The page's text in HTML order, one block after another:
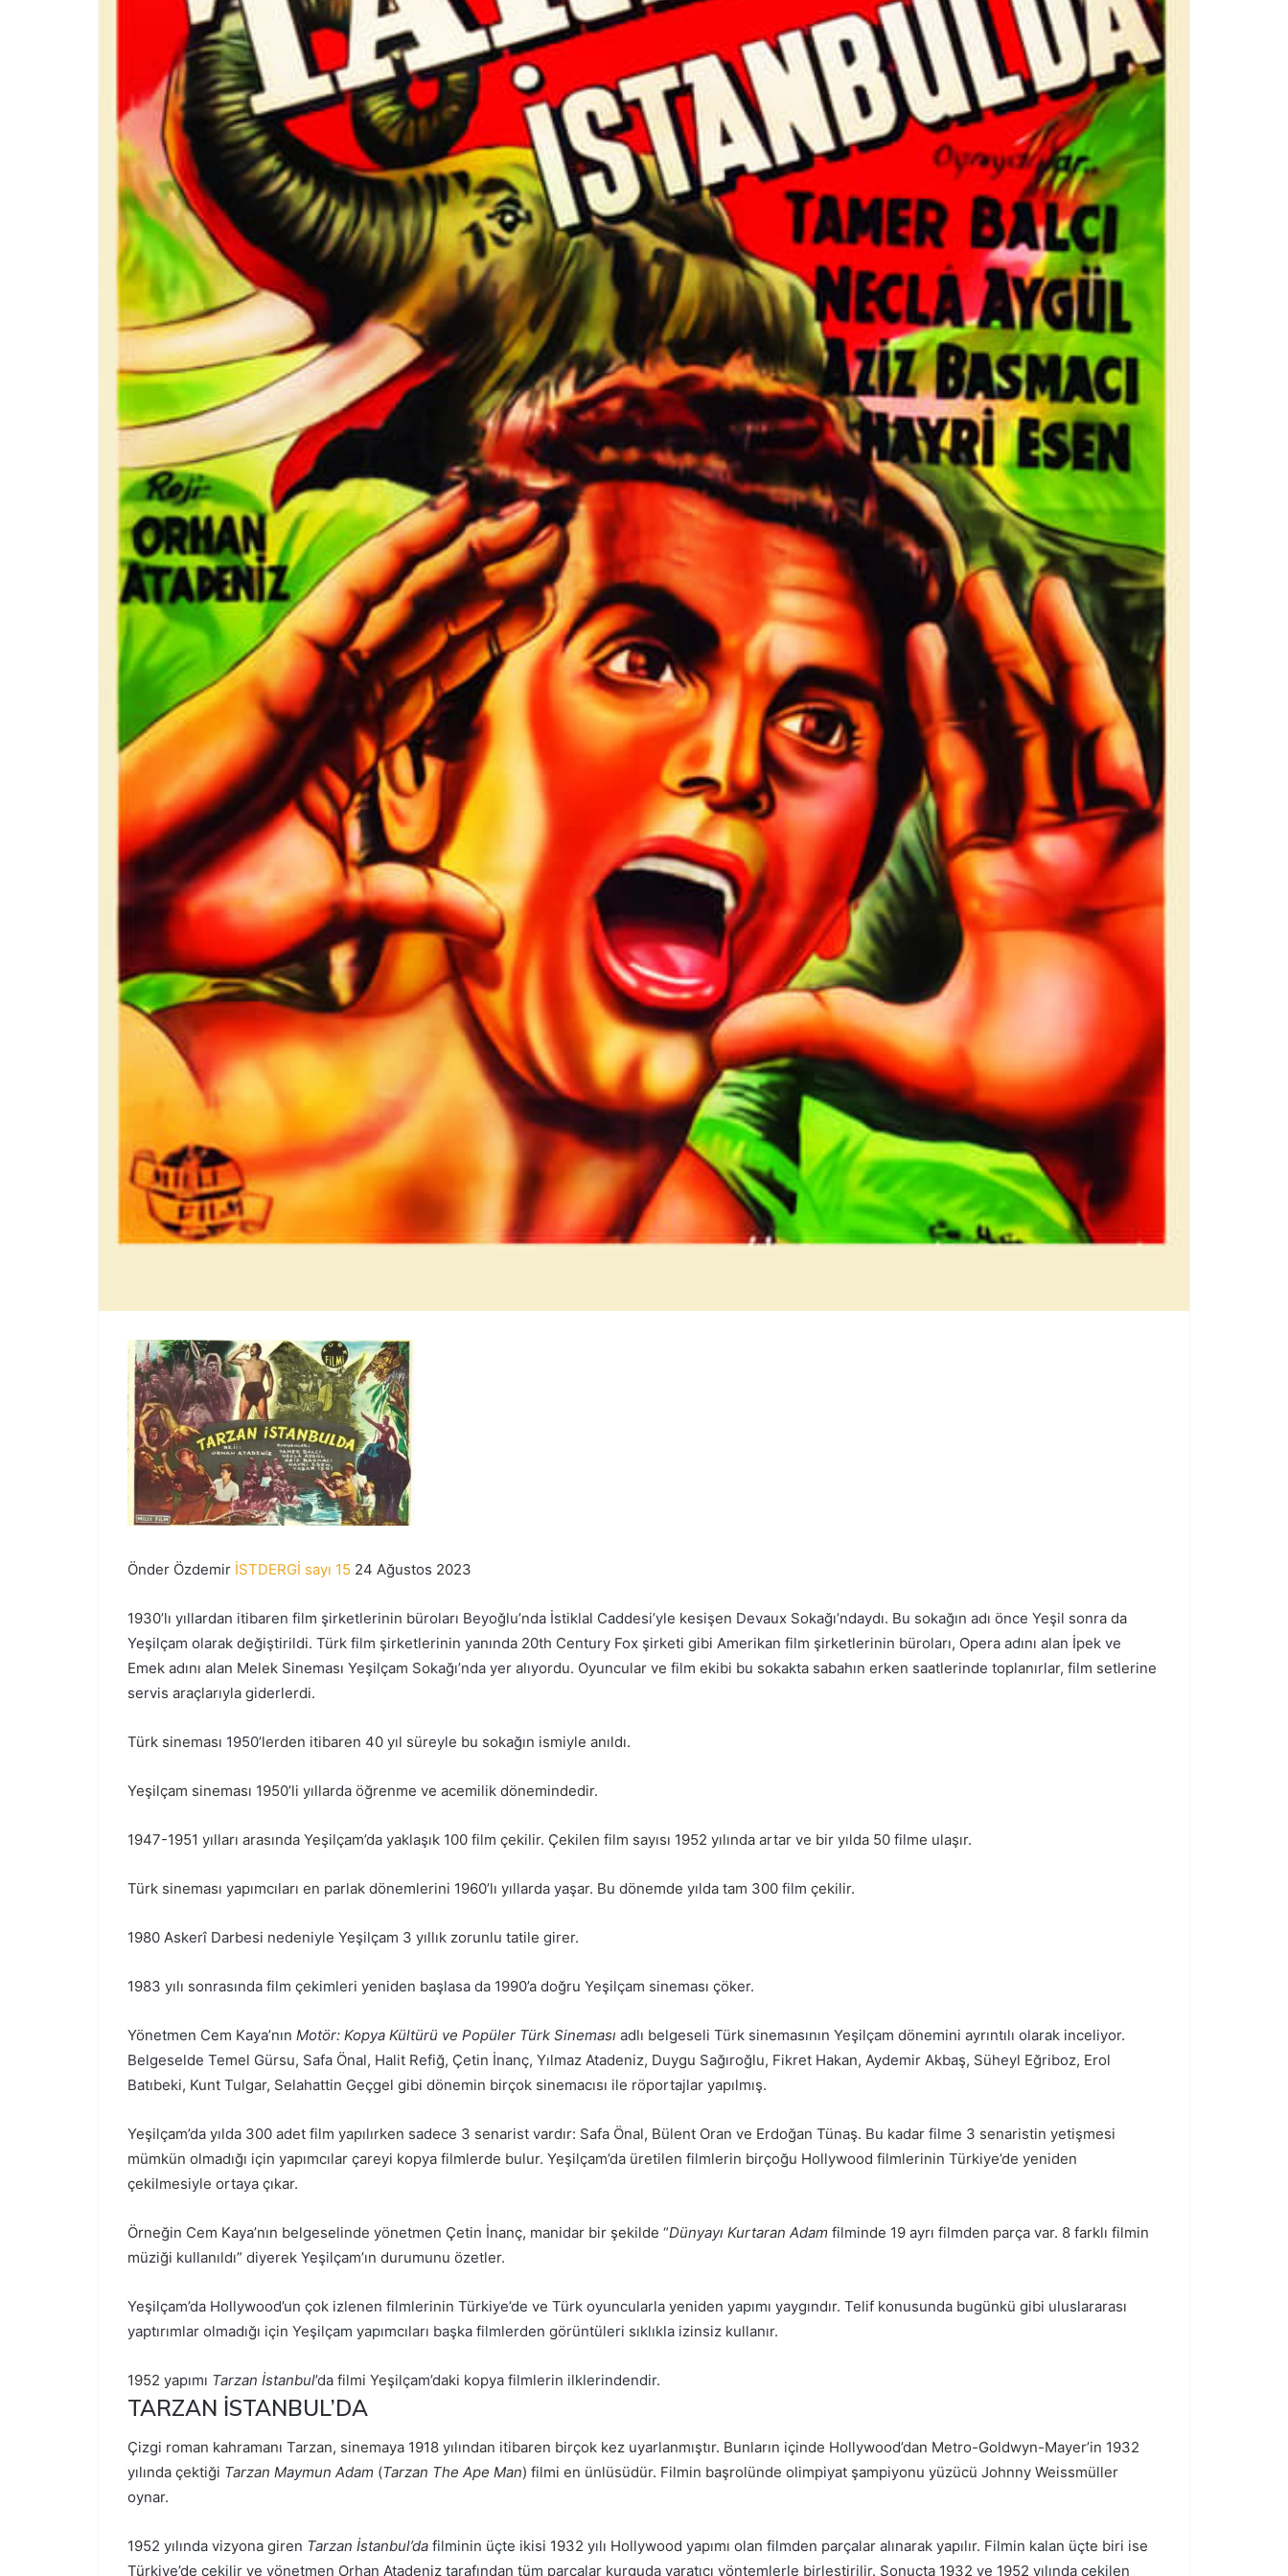
Önder Özdemir İSTDERGİ sayı 15 24 Ağustos 2023
1930’lı yıllardan itibaren film şirketlerinin büroları Beyoğlu’nda İstiklal Caddesi’yle kesişen Devaux Sokağı’ndaydı. Bu sokağın adı önce Yeşil sonra da
Yeşilçam olarak değiştirildi. Türk film şirketlerinin yanında 20th Century Fox şirketi gibi Amerikan film şirketlerinin büroları, Opera adını alan İpek ve
Emek adını alan Melek Sineması Yeşilçam Sokağı’nda yer alıyordu. Oyuncular ve film ekibi bu sokakta sabahın erken saatlerinde toplanırlar, film setlerine
servis araçlarıyla giderlerdi.
Türk sineması 1950’lerden itibaren 40 yıl süreyle bu sokağın ismiyle anıldı.
Yeşilçam sineması 1950’li yıllarda öğrenme ve acemilik dönemindedir.
1947-1951 yılları arasında Yeşilçam’da yaklaşık 100 film çekilir. Çekilen film sayısı 1952 yılında artar ve bir yılda 50 filme ulaşır.
Türk sineması yapımcıları en parlak dönemlerini 1960’lı yıllarda yaşar. Bu dönemde yılda tam 300 film çekilir.
1980 Askerî Darbesi nedeniyle Yeşilçam 3 yıllık zorunlu tatile girer.
1983 yılı sonrasında film çekimleri yeniden başlasa da 1990’a doğru Yeşilçam sineması çöker.
Yönetmen Cem Kaya’nın Motör: Kopya Kültürü ve Popüler Türk Sineması adlı belgeseli Türk sinemasının Yeşilçam dönemini ayrıntılı olarak inceliyor.
Belgeselde Temel Gürsu, Safa Önal, Halit Refiğ, Çetin İnanç, Yılmaz Atadeniz, Duygu Sağıroğlu, Fikret Hakan, Aydemir Akbaş, Süheyl Eğriboz, Erol
Batıbeki, Kunt Tulgar, Selahattin Geçgel gibi dönemin birçok sinemacısı ile röportajlar yapılmış.
Yeşilçam’da yılda 300 adet film yapılırken sadece 3 senarist vardır: Safa Önal, Bülent Oran ve Erdoğan Tünaş. Bu kadar filme 3 senaristin yetişmesi
mümkün olmadığı için yapımcılar çareyi kopya filmlerde bulur. Yeşilçam’da üretilen filmlerin birçoğu Hollywood filmlerinin Türkiye’de yeniden
çekilmesiyle ortaya çıkar.
Örneğin Cem Kaya’nın belgeselinde yönetmen Çetin İnanç, manidar bir şekilde “Dünyayı Kurtaran Adam filminde 19 ayrı filmden parça var. 8 farklı filmin
müziği kullanıldı” diyerek Yeşilçam’ın durumunu özetler.
Yeşilçam’da Hollywood’un çok izlenen filmlerinin Türkiye’de ve Türk oyuncularla yeniden yapımı yaygındır. Telif konusunda bugünkü gibi uluslararası
yaptırımlar olmadığı için Yeşilçam yapımcıları başka filmlerden görüntüleri sıklıkla izinsiz kullanır.
1952 yapımı Tarzan İstanbul’da filmi Yeşilçam’daki kopya filmlerin ilklerindendir.
TARZAN İSTANBUL’DA
Çizgi roman kahramanı Tarzan, sinemaya 1918 yılından itibaren birçok kez uyarlanmıştır. Bunların içinde Hollywood’dan Metro-Goldwyn-Mayer’in 1932
yılında çektiği Tarzan Maymun Adam (Tarzan The Ape Man) filmi en ünlüsüdür. Filmin başrolünde olimpiyat şampiyonu yüzücü Johnny Weissmüller
oynar.
1952 yılında vizyona giren Tarzan İstanbul’da filminin üçte ikisi 1932 yılı Hollywood yapımı olan filmden parçalar alınarak yapılır. Filmin kalan üçte biri ise
Türkiye’de çekilir ve yönetmen Orhan Atadeniz tarafından tüm parçalar kurguda yaratıcı yöntemlerle birleştirilir. Sonuçta 1932 ve 1952 yılında çekilen